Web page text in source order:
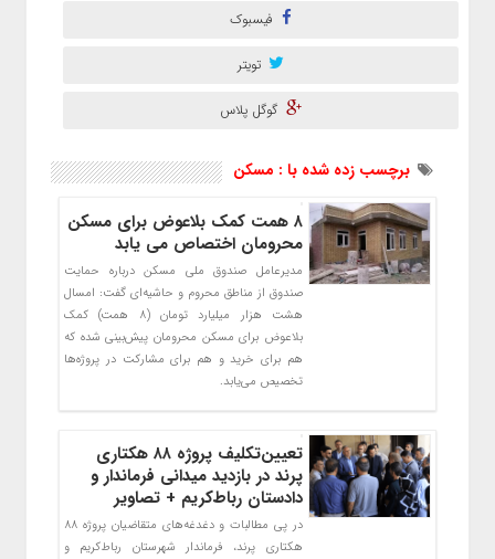
فیسبوک
تویتر
گوگل پلاس
برچسب زده شده با : مسکن
۸ همت کمک بلاعوض برای مسکن
محرومان اختصاص می یابد
مدیرعامل صندوق ملی مسکن درباره حمایت
صندوق از مناطق محروم و حاشیه‌ای گفت: امسال
هشت هزار میلیارد تومان (۸ همت) کمک
بلاعوض برای مسکن محرومان پیش‌بینی شده که
هم برای خرید و هم برای مشارکت در پروژه‌ها
تخصیص می‌یابد.
تعیین‌تکلیف پروژه ۸۸ هکتاری
پرند در بازدید میدانی فرماندار و
دادستان رباط‌کریم + تصاویر
در پی مطالبات و دغدغه‌های متقاضیان پروژه ۸۸
هکتاری پرند، فرماندار شهرستان رباط‌کریم و